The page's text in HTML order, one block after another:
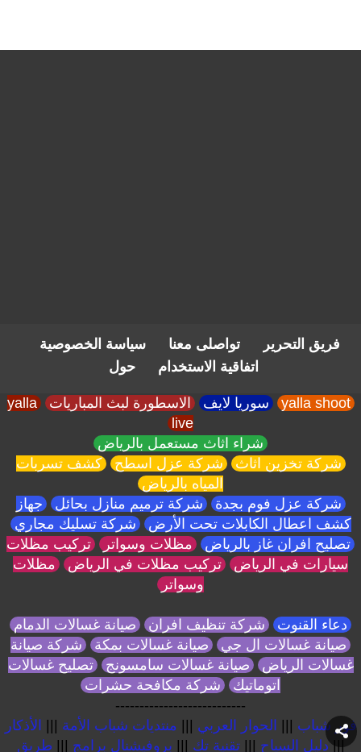
فريق التحرير تواصلى معنا
سياسة الخصوصية
اتفاقية الاستخدام
حول
yalla shoot سوريا لايف الاسطورة لبث المباريات yalla
live
شراء اثاث مستعمل بالرياض
شركة تخزين اثاث شركة عزل اسطح كشف تسربات
المياه بالرياض
شركة عزل فوم بجدة شركة ترميم منازل بحائل جهاز
كشف اعطال الكابلات تحت الأرض شركة تسليك مجاري
تصليح افران غاز بالرياض مظلات وسواتر تركيب مظلات
سيارات في الرياض تركيب مظلات في الرياض مظلات
وسواتر
دعاء القنوت شركة تنظيف افران صيانة غسالات الدمام
صيانة غسالات ال جي صيانة غسالات بمكة شركة صيانة
غسالات الرياض صيانة غسالات سامسونج تصليح غسالات
اتوماتيك شركة مكافحة حشرات
---------------------------
فور شباب ||| الحوار العربي ||| منتديات شباب الأمة ||| الأذكار
|||دليل السياح |||تقنية تك ||| بروفيشنال برامج ||| طريق